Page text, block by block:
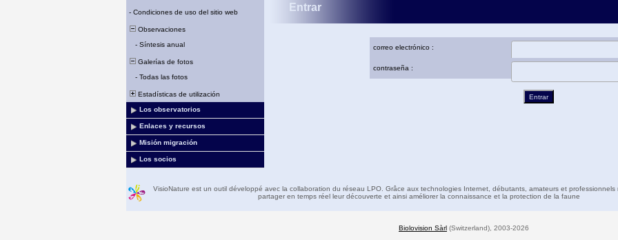
- Condiciones de uso del sitio web
Observaciones
- Síntesis anual
Galerías de fotos
- Todas las fotos
Estadísticas de utilización
Los observatorios
Enlaces y recursos
Misión migración
Los socios
Entrar
correo electrónico :
contraseña :
VisioNature est un outil développé avec la collaboration du réseau LPO. Grâce aux technologies Internet, débutants, amateurs et professionnels
partager en temps réel leur découverte et ainsi améliorer la connaissance et la protection de la faune
Biolovision Sàrl (Switzerland), 2003-2026